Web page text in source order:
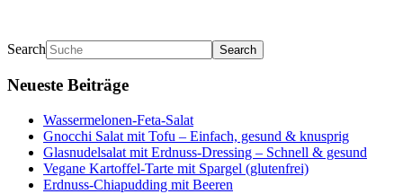
Search
Neueste Beiträge
Wassermelonen-Feta-Salat
Gnocchi Salat mit Tofu – Einfach, gesund & knusprig
Glasnudelsalat mit Erdnuss-Dressing – Schnell & gesund
Vegane Kartoffel-Tarte mit Spargel (glutenfrei)
Erdnuss-Chiapudding mit Beeren